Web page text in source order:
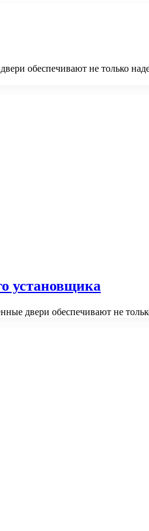
обеспечивают не только
установщика
двери обеспечивают не